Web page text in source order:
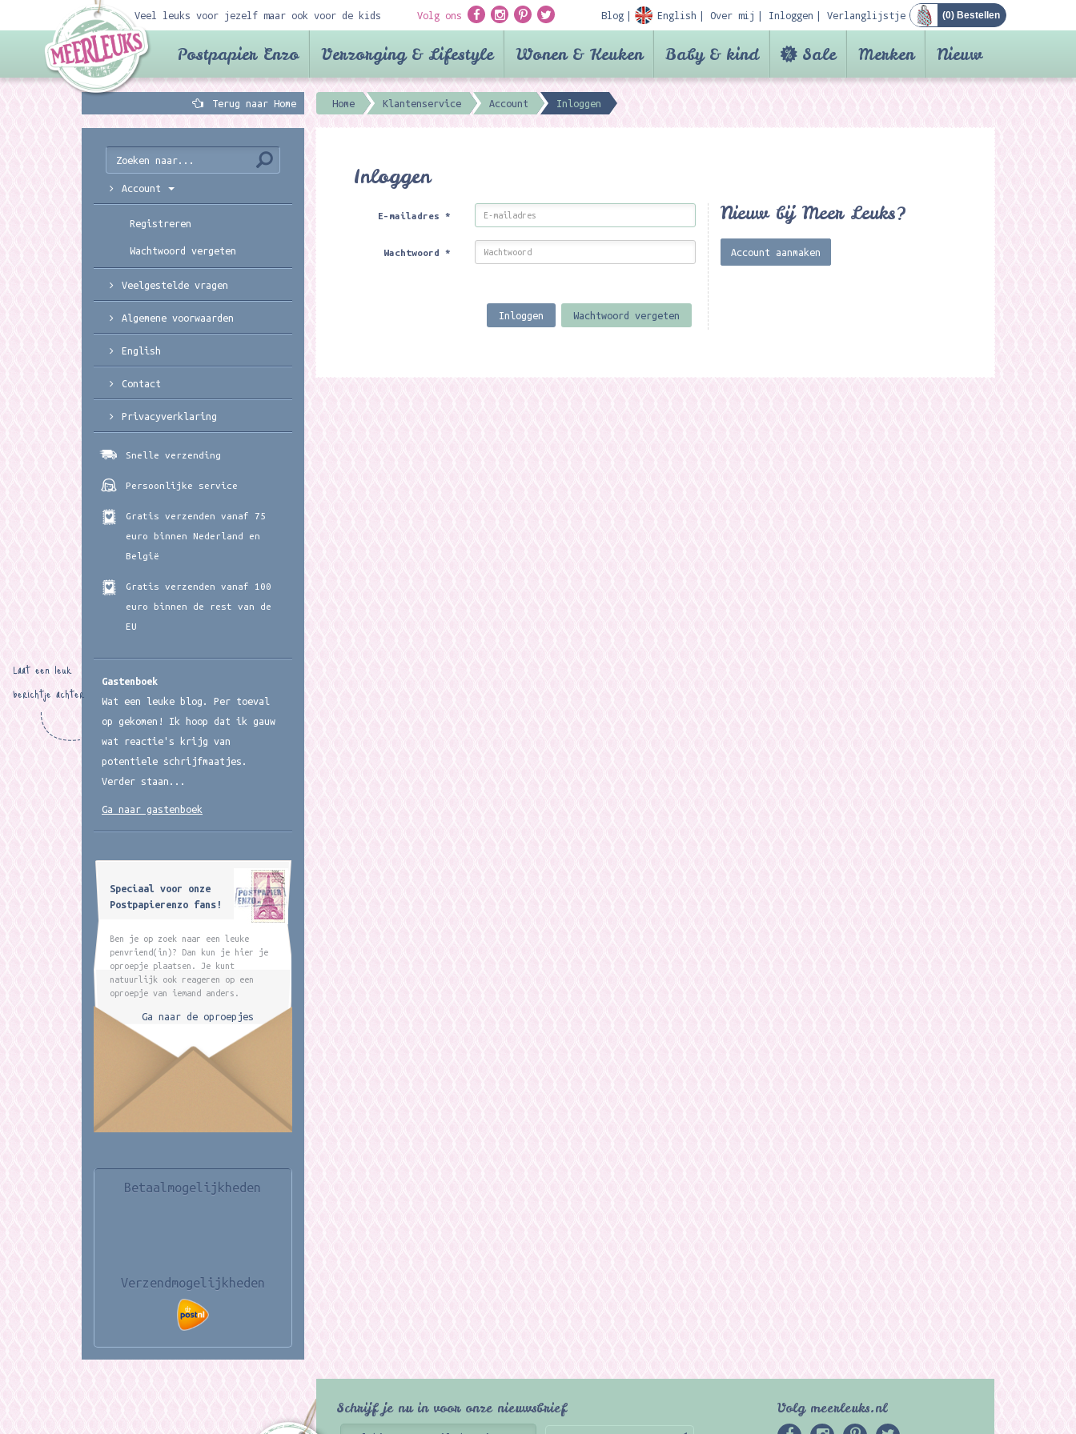
Veel leuks voor jezelf maar ook voor de kids Volg ons Blog English Over mij Inloggen Verlanglijstje (0) Bestellen
Postpapier Enzo Verzorging & Lifestyle Wonen & Keuken Baby & kind Sale Merken Nieuw
Terug naar Home Home Klantenservice Account Inloggen
Inloggen
E-mailadres*
Wachtwoord*
Inloggen Wachtwoord vergeten
Nieuw bij Meer Leuks?
Account aanmaken
Account
Registreren
Wachtwoord vergeten
Veelgestelde vragen
Algemene voorwaarden
English
Contact
Privacyverklaring
Snelle verzending
Persoonlijke service
Gratis verzenden vanaf 75
euro binnen Nederland en
België
Gratis verzenden vanaf 100
euro binnen de rest van de
EU
Gastenboek
Wat een leuke blog. Per toeval
op gekomen! Ik hoop dat ik gauw
wat reactie's krijg van
potentiele schrijfmaatjes.
Verder staan...
Laat een leuk
berichtje achter
Ga naar gastenboek
Speciaal voor onze
Postpapierenzo fans!
Ben je op zoek naar een leuke
penvriend(in)? Dan kun je hier je
oproepje plaatsen. Je kunt
natuurlijk ook reageren op een
oproepje van iemand anders.
Ga naar de oproepjes
Betaalmogelijkheden
Verzendmogelijkheden
Schrijf je nu in voor onze nieuwsbrief Volg meerleuks.nl